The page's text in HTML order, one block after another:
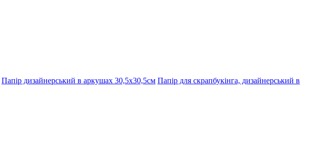
Папір дизайнерський в аркушах 30,5х30,5см Папір для скрапбукінга, дизайнерський в